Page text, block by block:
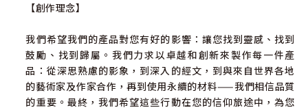
【創作理念】
我們希望我們的產品對您有好的影響：讓您找到靈感、找到
鼓勵、找到歸屬。我們力求以卓越和創新來製作每一件產
品：從深思熟慮的影象，到深入的經文，到與來自世界各地
的藝術家及作家合作，再到使用永續的材料——我們相信品質
的重要。最終，我們希望這些行動在您的信仰旅途中，為您